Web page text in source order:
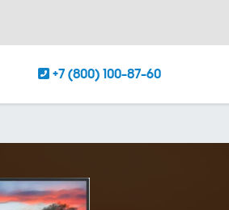
+7 (800) 100-87-60